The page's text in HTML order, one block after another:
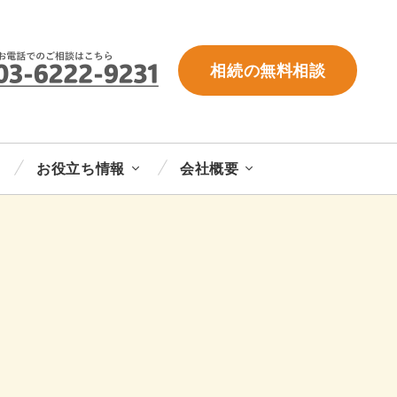
相続の無料相談
お役立ち情報 会社概要